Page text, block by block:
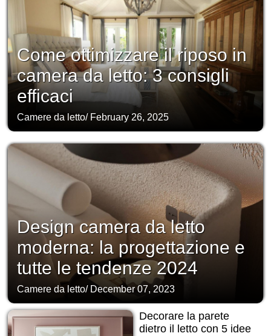
Come ottimizzare il riposo in
camera da letto: 3 consigli
efficaci
Camere da letto/ February 26, 2025
Design camera da letto
moderna: la progettazione e
tutte le tendenze 2024
Camere da letto/ December 07, 2023
Decorare la parete
dietro il letto con 5 idee